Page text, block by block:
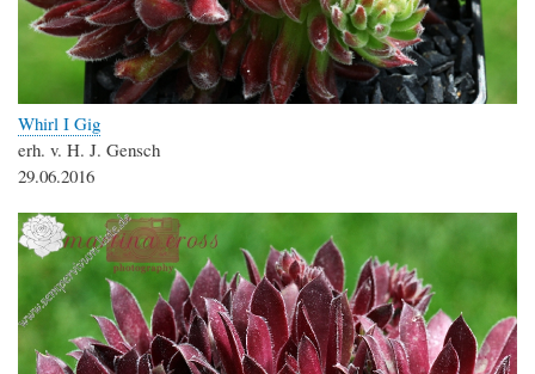
Whirl I Gig
erh. v. H. J. Gensch
29.06.2016